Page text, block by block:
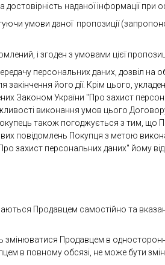
достовірність наданої інформації
умови даної пропозиції
і згоден з умовами цієї
персональних даних, дозвіл
закінчення його дії. Крім цього,
Законом України "Про захист
виконання умов цього
також погоджується з тим,
повідомлень Покупця з метою
захист персональних даних" йому
Продавцем самостійно та
змінюватися Продавцем в
в повному обсязі, не може бути